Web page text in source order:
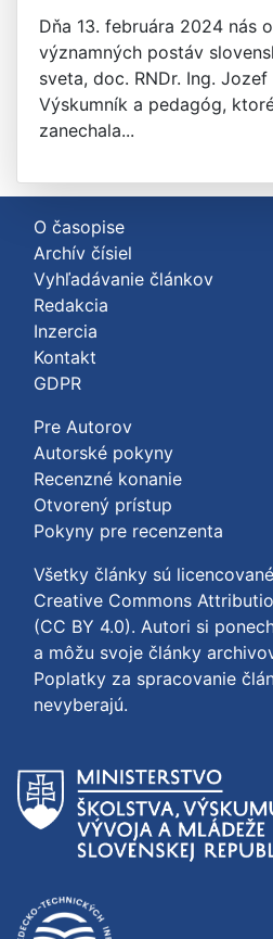
Dňa 13. februára 2024 nás
významných postáv
sveta, doc. RNDr. Ing.
Výskumník a pedagóg,
zanechala...
O časopise
Archív čísiel
Vyhľadávanie článkov
Redakcia
Inzercia
Kontakt
GDPR
Pre Autorov
Autorské pokyny
Recenzné konanie
Otvorený prístup
Pokyny pre recenzenta
Všetky články sú
Creative Commons
(CC BY 4.0). Autori si
a môžu svoje články
Poplatky za spracovanie
nevyberajú.